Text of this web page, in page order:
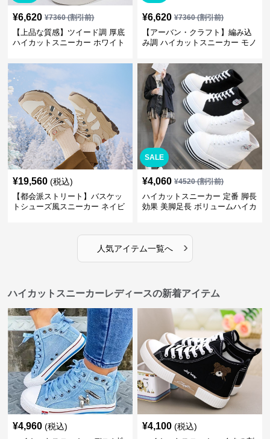
¥6,620 ¥7360(割引前)
【上品な質感】ツイード調 厚底
ハイカットスニーカー ホワイト
ビ クラシック
¥6,620 ¥7360(割引前)
【アーバン・クラフト】編み込
み調 ハイカットスニーカー モノ
トリート
¥19,560 (税込)
【都会派ストリート】バスケッ
トシューズ風スニーカー ネイビ
SALE
¥4,060 ¥4520(割引前)
ハイカットスニーカー 定番 脚長
効果 美脚足長 ボリュームハイカ
かわいい
人気アイテム一覧へ ›
ハイカットスニーカーレディースの新着アイテム
¥4,960 (税込) ¥4,100 (税込)